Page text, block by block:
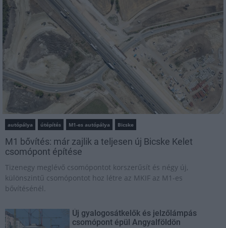
autópálya útépítés M1-es autópálya Bicske
M1 bővítés: már zajlik a teljesen új Bicske Kelet
csomópont építése
Tizenegy meglévő csomópontot korszerűsít és négy új,
különszintű csomópontot hoz létre az MKIF az M1-es
bővítésénél.
Új gyalogosátkelők és jelzőlámpás
csomópont épül Angyalföldön